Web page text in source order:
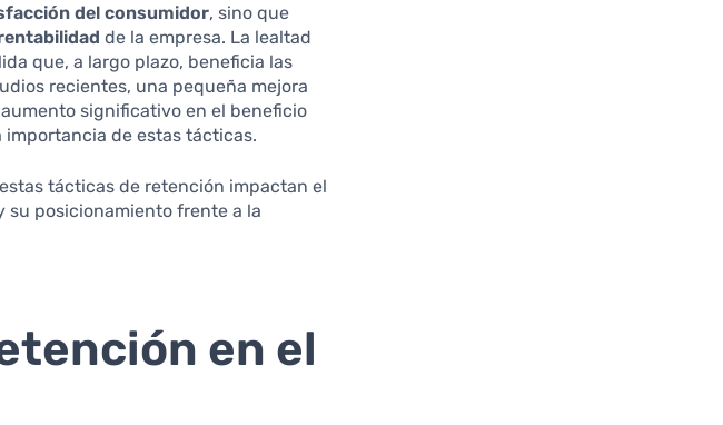
del consumidor, sino que
de la empresa. La lealtad
que, a largo plazo, beneficia las
recientes, una pequeña mejora
significativo en el beneficio
importancia de estas tácticas.
tácticas de retención impactan el
su posicionamiento frente a la
en el